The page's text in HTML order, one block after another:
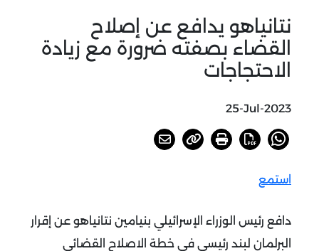
نتانياهو يدافع عن إصلاح
القضاء بصفته ضرورة مع زيادة
الاحتجاجات
25-Jul-2023
استمع
دافع رئيس الوزراء الإسرائيلي بنيامين نتانياهو عن إقرار
البرلمان لبند رئيسي في خطة الاصلاح القضائي